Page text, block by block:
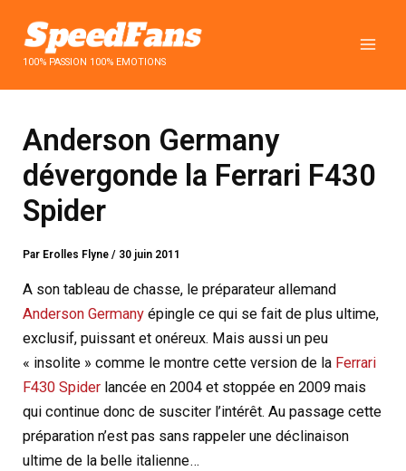
contenu100% PASSION 100% EMOTIONS
Anderson Germany
dévergonde la Ferrari F430
Spider
Par Erolles Flyne/ 30 juin 2011
A son tableau de chasse, le préparateur allemand
Anderson Germany épingle ce qui se fait de plus ultime,
exclusif, puissant et onéreux. Mais aussi un peu
« insolite » comme le montre cette version de la Ferrari
F430 Spider lancée en 2004 et stoppée en 2009 mais
qui continue donc de susciter l’intérêt. Au passage cette
préparation n’est pas sans rappeler une déclinaison
ultime de la belle italienne…